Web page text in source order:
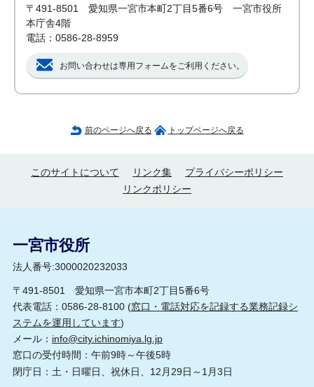
〒491-8501 愛知県一宮市本町2丁目5番6号 一宮市役所
本庁舎4階
電話：0586-28-8959
お問い合わせは専用フォームをご利用ください。
前のページへ戻る トップページへ戻る
このサイトについて リンク集
プライバシーポリシー
リンクポリシー
一宮市役所
法人番号:3000020232033
〒491-8501 愛知県一宮市本町2丁目5番6号
代表電話：0586-28-8100 (窓口・電話対応を記録する業務記録シ
ステムを運用しています)
メール： info@city.ichinomiya.lg.jp
窓口の受付時間：午前9時～午後5時
閉庁日：土・日曜日、祝休日、12月29日～1月3日